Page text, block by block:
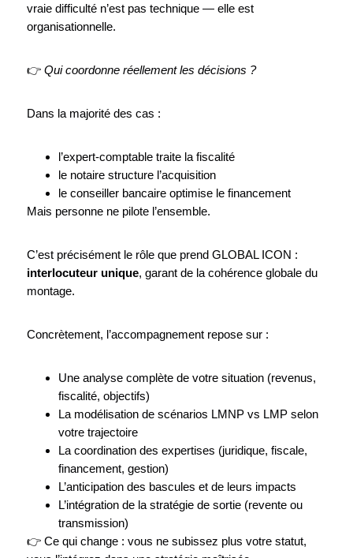
vraie difficulté n’est pas technique — elle est
organisationnelle.
👉 Qui coordonne réellement les décisions ?
Dans la majorité des cas :
l’expert-comptable traite la fiscalité
le notaire structure l’acquisition
le conseiller bancaire optimise le financement
Mais personne ne pilote l’ensemble.
C’est précisément le rôle que prend GLOBAL ICON :
interlocuteur unique, garant de la cohérence globale du
montage.
Concrètement, l’accompagnement repose sur :
Une analyse complète de votre situation (revenus,
fiscalité, objectifs)
La modélisation de scénarios LMNP vs LMP selon
votre trajectoire
La coordination des expertises (juridique, fiscale,
financement, gestion)
L’anticipation des bascules et de leurs impacts
L’intégration de la stratégie de sortie (revente ou
transmission)
👉 Ce qui change : vous ne subissez plus votre statut,